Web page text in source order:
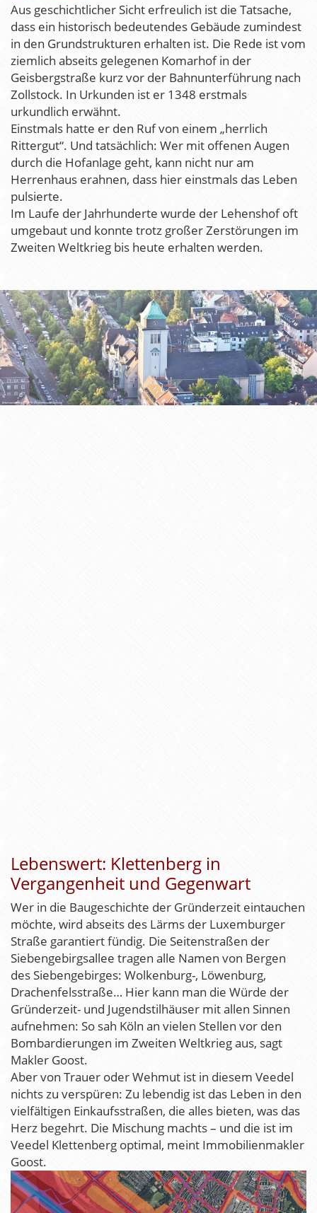
Aus geschichtlicher Sicht erfreulich ist die Tatsache,
dass ein historisch bedeutendes Gebäude zumindest
in den Grundstrukturen erhalten ist. Die Rede ist vom
ziemlich abseits gelegenen Komarhof in der
Geisbergstraße kurz vor der Bahnunterführung nach
Zollstock. In Urkunden ist er 1348 erstmals
urkundlich erwähnt.
Einstmals hatte er den Ruf von einem „herrlich
Rittergut“. Und tatsächlich: Wer mit offenen Augen
durch die Hofanlage geht, kann nicht nur am
Herrenhaus erahnen, dass hier einstmals das Leben
pulsierte.
Im Laufe der Jahrhunderte wurde der Lehenshof oft
umgebaut und konnte trotz großer Zerstörungen im
Zweiten Weltkrieg bis heute erhalten werden.
Lebenswert: Klettenberg in
Vergangenheit und Gegenwart
Wer in die Baugeschichte der Gründerzeit eintauchen
möchte, wird abseits des Lärms der Luxemburger
Straße garantiert fündig. Die Seitenstraßen der
Siebengebirgsallee tragen alle Namen von Bergen
des Siebengebirges: Wolkenburg-, Löwenburg,
Drachenfelsstraße… Hier kann man die Würde der
Gründerzeit- und Jugendstilhäuser mit allen Sinnen
aufnehmen: So sah Köln an vielen Stellen vor den
Bombardierungen im Zweiten Weltkrieg aus, sagt
Makler Goost.
Aber von Trauer oder Wehmut ist in diesem Veedel
nichts zu verspüren: Zu lebendig ist das Leben in den
vielfältigen Einkaufsstraßen, die alles bieten, was das
Herz begehrt. Die Mischung machts – und die ist im
Veedel Klettenberg optimal, meint Immobilienmakler
Goost.